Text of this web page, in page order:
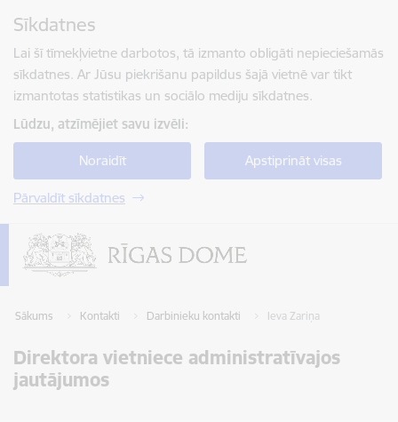
Sīkdatnes
Lai šī tīmekļvietne darbotos, tā izmanto obligāti nepieciešamās
sīkdatnes. Ar Jūsu piekrišanu papildus šajā vietnē var tikt
izmantotas statistikas un sociālo mediju sīkdatnes.
Lūdzu, atzīmējiet savu izvēli:
Noraidīt Apstiprināt visas
Pārvaldīt sīkdatnes
Sākums Kontakti Darbinieku kontakti Ieva Zariņa
Direktora vietniece administratīvajos
jautājumos